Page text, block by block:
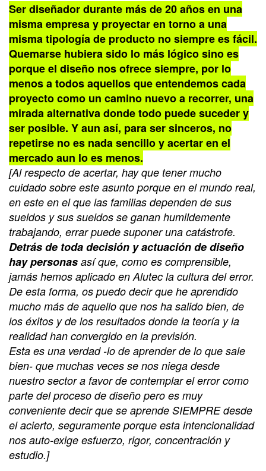
Ser diseñador durante más de 20 años en una
misma empresa y proyectar en torno a una
misma tipología de producto no siempre es fácil.
Quemarse hubiera sido lo más lógico sino es
porque el diseño nos ofrece siempre, por lo
menos a todos aquellos que entendemos cada
proyecto como un camino nuevo a recorrer, una
mirada alternativa donde todo puede suceder y
ser posible. Y aun así, para ser sinceros, no
repetirse no es nada sencillo y acertar en el
mercado aun lo es menos.
[Al respecto de acertar, hay que tener mucho
cuidado sobre este asunto porque en el mundo real,
en este en el que las familias dependen de sus
sueldos y sus sueldos se ganan humildemente
trabajando, errar puede suponer una catástrofe.
Detrás de toda decisión y actuación de diseño
hay personas así que, como es comprensible,
jamás hemos aplicado en Alutec la cultura del error.
De esta forma, os puedo decir que he aprendido
mucho más de aquello que nos ha salido bien, de
los éxitos y de los resultados donde la teoría y la
realidad han convergido en la previsión.
Esta es una verdad -lo de aprender de lo que sale
bien- que muchas veces se nos niega desde
nuestro sector a favor de contemplar el error como
parte del proceso de diseño pero es muy
conveniente decir que se aprende SIEMPRE desde
el acierto, seguramente porque esta intencionalidad
nos auto-exige esfuerzo, rigor, concentración y
estudio.]